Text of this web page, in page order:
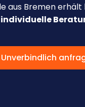
aus Bremen
individuelle
Unverbindlich